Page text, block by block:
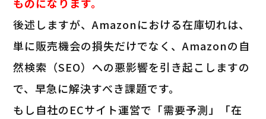
ものになります。
後述しますが、Amazonにおける在庫切れは、
単に販売機会の損失だけでなく、Amazonの自
然検索（SEO）への悪影響を引き起こしますの
で、早急に解決すべき課題です。
もし自社のECサイト運営で「需要予測」「在